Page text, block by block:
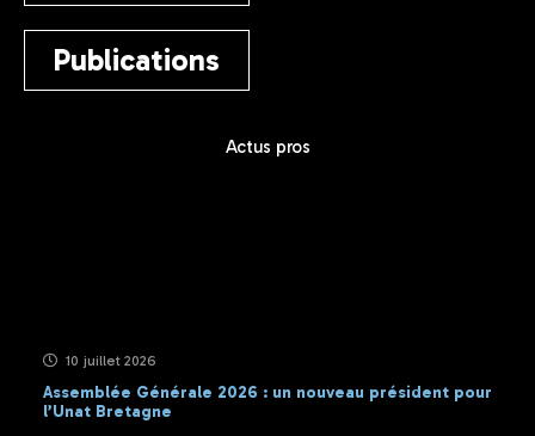
Publications
Actus pros
10 juillet 2026
Assemblée Générale 2026 : un nouveau président pour
l’Unat Bretagne